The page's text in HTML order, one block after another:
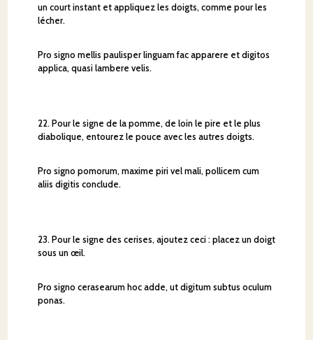
un court instant et appliquez les doigts, comme pour les
lécher.
Pro signo mellis paulisper linguam fac apparere et digitos
applica, quasi lambere velis.
22. Pour le signe de la pomme, de loin le pire et le plus
diabolique, entourez le pouce avec les autres doigts.
Pro signo pomorum, maxime piri vel mali, pollicem cum
aliis digitis conclude.
23. Pour le signe des cerises, ajoutez ceci : placez un doigt
sous un œil.
Pro signo cerasearum hoc adde, ut digitum subtus oculum
ponas.